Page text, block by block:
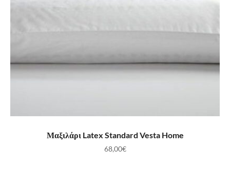
ΠΡΟΣΘΉΚΗ ΣΤΟ ΚΑΛΆΘΙ
Μαξιλάρι Latex Standard Vesta Home
68,00€